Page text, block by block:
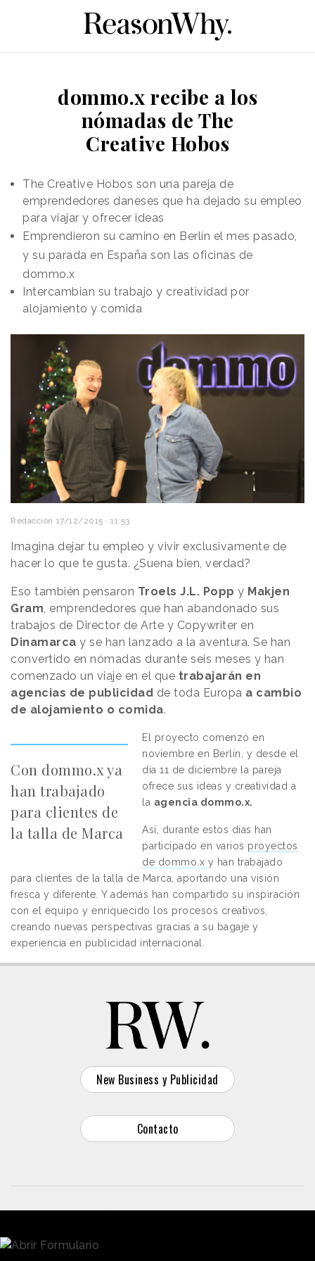
dommo.x recibe a los
nómadas de The
Creative Hobos
The Creative Hobos son una pareja de
emprendedores daneses que ha dejado su empleo
para viajar y ofrecer ideas
Emprendieron su camino en Berlín el mes pasado,
y su parada en España son las oficinas de
dommo.x
Intercambian su trabajo y creatividad por
alojamiento y comida
Redacción 17/12/2015 · 11:53
Imagina dejar tu empleo y vivir exclusivamente de
hacer lo que te gusta. ¿Suena bien, verdad?
Eso también pensaron Troels J.L. Popp y Makjen
Gram, emprendedores que han abandonado sus
trabajos de Director de Arte y Copywriter en
Dinamarca y se han lanzado a la aventura. Se han
convertido en nómadas durante seis meses y han
comenzado un viaje en el que trabajarán en
agencias de publicidad de toda Europa a cambio
de alojamiento o comida.
Con dommo.x ya
han trabajado
para clientes de
la talla de Marca
El proyecto comenzó en
noviembre en Berlín, y desde el
día 11 de diciembre la pareja
ofrece sus ideas y creatividad a
la agencia dommo.x.
Así, durante estos días han
participado en varios proyectos
de dommo.x y han trabajado
para clientes de la talla de Marca, aportando una visión
fresca y diferente. Y además han compartido su inspiración
con el equipo y enriquecido los procesos creativos,
creando nuevas perspectivas gracias a su bagaje y
experiencia en publicidad internacional.
New Business y Publicidad
Contacto
Dirección: Calle Antonio Pirala 29. Madrid, 28017